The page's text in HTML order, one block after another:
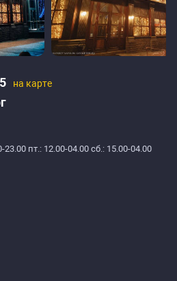
на карте
23.00 пт.: 12.00-04.00 сб.: 15.00-04.00